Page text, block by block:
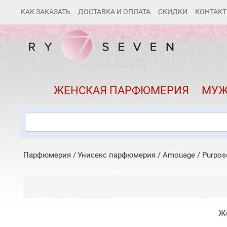
КАК ЗАКАЗАТЬ ДОСТАВКА И ОПЛАТА СКИДКИ
ЖЕНСКАЯ ПАРФЮМЕРИЯ
Парфюмерия Унисекс парфюмерия / Amouage /